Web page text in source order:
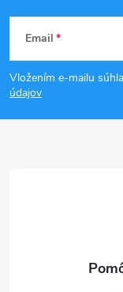
Z
á
p
Email
Vložením e-mailu
údajov